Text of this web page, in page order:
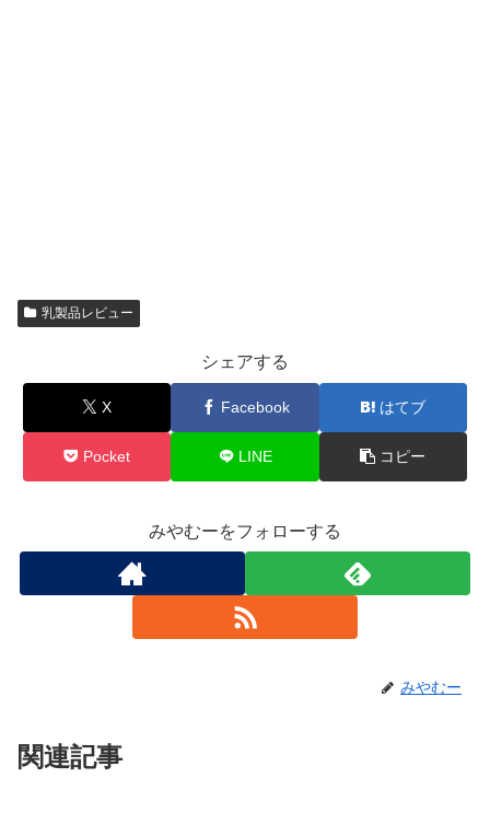
乳製品レビュー
シェアする
X Facebook はてブ
Pocket LINE コピー
みやむーをフォローする
みやむー
関連記事